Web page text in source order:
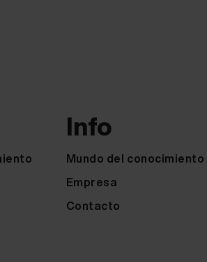
Info
Mundo del conocimiento
Empresa
Contacto